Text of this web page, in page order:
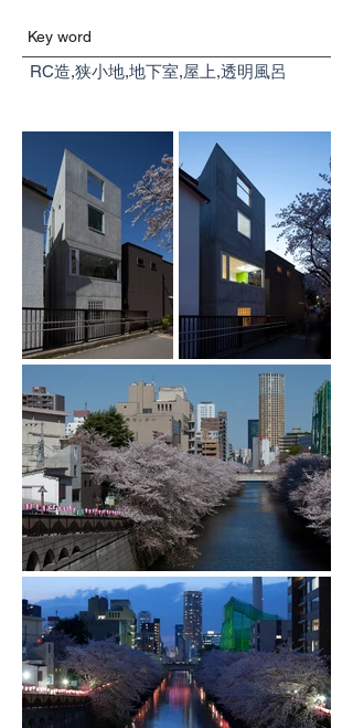
Key word
RC造,狭小地,地下室,屋上,透明風呂